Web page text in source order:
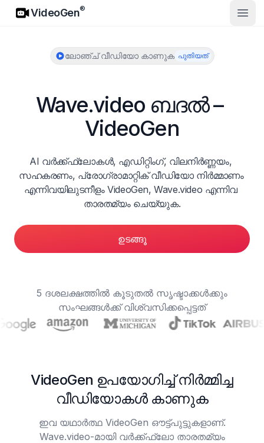
VideoGen
VideoGen®
ലോഞ്ച് വീഡിയോ കാണുക പുതിയത്
Wave.video ബദൽ –
VideoGen
AI വർക്ക്ഫ്ലോകൾ, എഡിറ്റിംഗ്, വിലനിർണ്ണയം,
സഹകരണം, പ്രോഗ്രാമാറ്റിക് വീഡിയോ നിർമ്മാണം
എന്നിവയിലുടനീളം VideoGen, Wave.video എന്നിവ
താരതമ്യം ചെയ്യുക.
ഉടങ്ങൂ
5 ദശലക്ഷത്തിൽ കൂടുതൽ സൃഷ്ടാക്കൾക്കും
സംഘങ്ങൾക്ക് വിശ്വസിക്കപ്പെട്ടത്
VideoGen ഉപയോഗിച്ച് നിർമ്മിച്ച
വീഡിയോകൾ കാണുക
ഇവ യഥാർത്ഥ VideoGen ഔട്ട്‌പുട്ടുകളാണ്.
Wave.video-മായി വർക്ക്ഫ്ലോ താരതമ്യം